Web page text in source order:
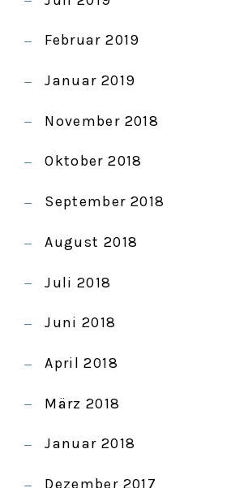
Februar 2019
Januar 2019
November 2018
Oktober 2018
September 2018
August 2018
Juli 2018
Juni 2018
April 2018
März 2018
Januar 2018
Dezember 2017